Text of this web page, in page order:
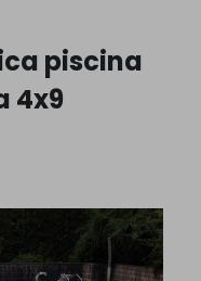
piscina
4x9